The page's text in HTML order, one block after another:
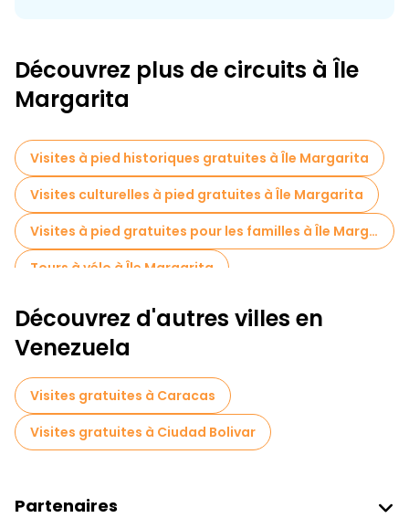
impressionnante forteresse qui offre un aperçu du passé de
l'île et des vues panoramiques sur la mer environnante.
Découvrez plus de circuits à Île
Margarita
Visites à pied historiques gratuites à Île Margarita
Visites culturelles à pied gratuites à Île Margarita
Visites à pied gratuites pour les familles à Île Margarita
Tours à vélo à Île Margarita
Découvrez d'autres villes en
Venezuela
Visites gratuites à Caracas
Visites gratuites à Ciudad Bolivar
Partenaires